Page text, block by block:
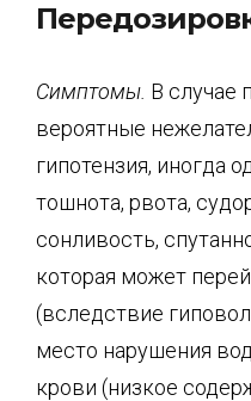
Симптомы. В случае
вероятные
гипотензия, иногда
тошнота, рвота,
сонливость,
которая может
(вследствие
место нарушения
крови (низкое